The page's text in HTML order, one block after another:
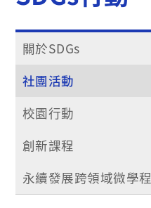
關於SDGs
社團活動
校園行動
創新課程
永續發展跨領域微學程